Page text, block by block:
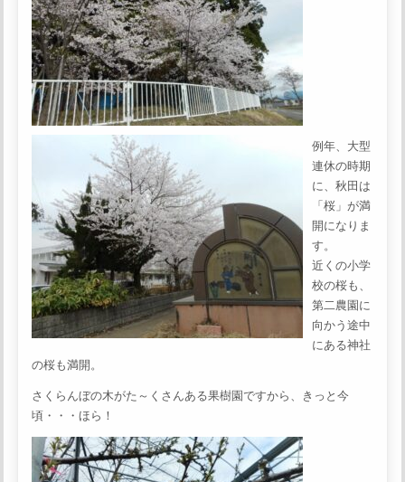
例年、大型
連休の時期
に、秋田は
「桜」が満
開になりま
す。
近くの小学
校の桜も、
第二農園に
向かう途中
にある神社
の桜も満開。
さくらんぼの木がた～くさんある果樹園ですから、きっと今
頃・・・ほら！